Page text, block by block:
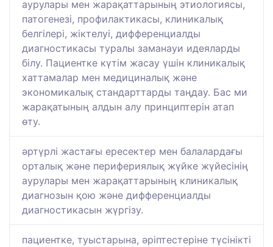
аурулары мен жарақаттарының этиологиясы,
патогенезі, профилактикасы, клиникалық
белгілері, жіктелуі, дифференциалды
диагностикасы туралы заманауи идеяларды
білу. Пациентке күтім жасау үшін клиникалық
хаттамалар мен медициналық және
экономикалық стандарттарды таңдау. Бас ми
жарақатының алдын алу принциптерін атап
өту.
әртүрлі жастағы ересектер мен балалардағы
орталық және перифериялық жүйке жүйесінің
аурулары мен жарақаттарының клиникалық
диагнозын қою және дифференциалды
диагностикасын жүргізу.
пациентке, туыстарына, әріптестеріне түсінікті